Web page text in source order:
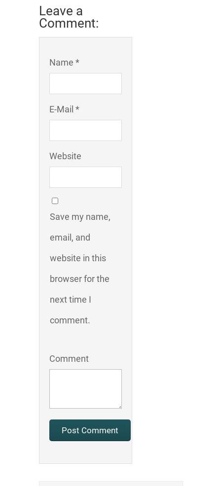
Leave a
Comment:
Name *
E-Mail *
Website
Save my name,
email, and
website in this
browser for the
next time I
comment.
Comment